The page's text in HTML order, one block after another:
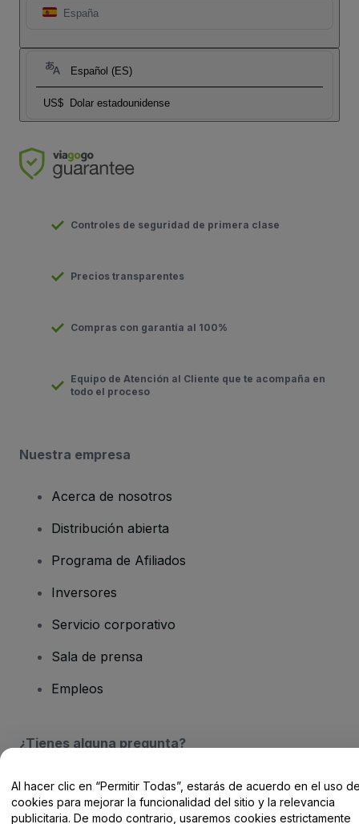
España
Español (ES)
US$ Dolar estadounidense
Controles de seguridad de primera clase
Precios transparentes
Compras con garantía al 100%
Equipo de Atención al Cliente que te acompaña en
todo el proceso
Nuestra empresa
Acerca de nosotros
Distribución abierta
Programa de Afiliados
Inversores
Servicio corporativo
Sala de prensa
Empleos
¿Tienes alguna pregunta?
Centro de Ayuda / Contacto
Al hacer clic en “Permitir Todas”, estarás de acuerdo en el uso
cookies para mejorar la funcionalidad del sitio y la relevancia
publicitaria. De modo contrario, usaremos cookies estrictamente